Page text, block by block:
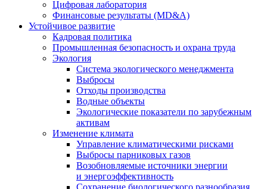
Цифровая лаборатория
Финансовые результаты (MD&A)
Устойчивое развитие
Кадровая политика
Промышленная безопасность и охрана труда
Экология
Система экологического менеджмента
Выбросы
Отходы производства
Водные объекты
Экологические показатели по зарубежным
активам
Изменение климата
Управление климатическими рисками
Выбросы парниковых газов
Возобновляемые источники энергии
и энергоэффективность
Сохранение биологического разнообразия